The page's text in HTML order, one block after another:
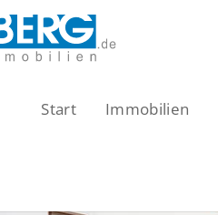
Start Immobilien